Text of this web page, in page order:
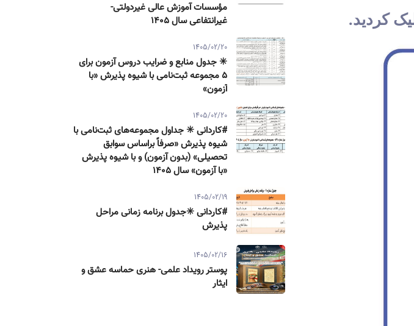
مؤسسات آموزش عالی غیردولتی-
غیرانتفاعی سال ۱۴۰۵
1405/02/20
✳️ جدول منابع و ضرایب دروس آزمون برای
۵ مجموعه ثبت‌نامی با شیوه پذیرش «با
آزمون»
1405/02/20
#کاردانی ✳️ جداول مجموعه‌های ثبت‌نامی با
شیوه پذیرش «صرفاً براساس سوابق
تحصیلی» (بدون آزمون) و با شیوه پذیرش
«با آزمون» سال ۱۴۰۵
1405/02/19
#کاردانی ✳️جدول برنامه زمانی مراحل
پذیرش
1405/02/16
پوستر رویداد علمی- هنری حماسه عشق و
ایثار